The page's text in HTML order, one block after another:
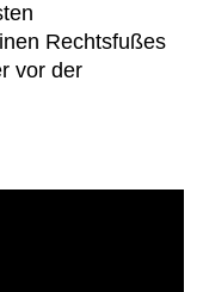
Rechtsfußes
vor der